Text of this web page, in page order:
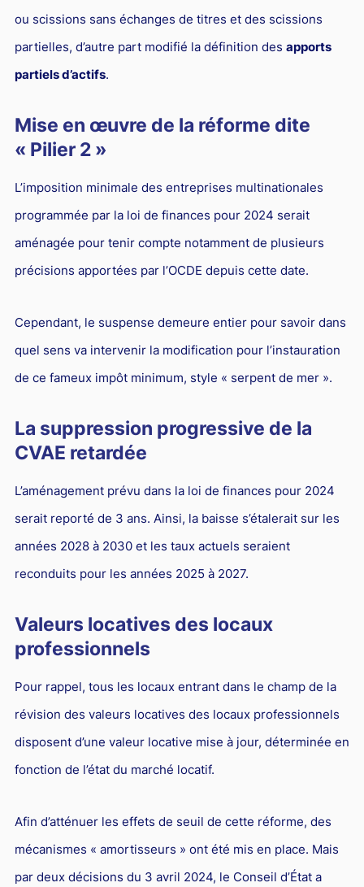
ou scissions sans échanges de titres et des scissions
partielles, d’autre part modifié la définition des apports
partiels d’actifs.
Mise en œuvre de la réforme dite
« Pilier 2 »
L’imposition minimale des entreprises multinationales
programmée par la loi de finances pour 2024 serait
aménagée pour tenir compte notamment de plusieurs
précisions apportées par l’OCDE depuis cette date.
Cependant, le suspense demeure entier pour savoir dans
quel sens va intervenir la modification pour l’instauration
de ce fameux impôt minimum, style « serpent de mer ».
La suppression progressive de la
CVAE retardée
L’aménagement prévu dans la loi de finances pour 2024
serait reporté de 3 ans. Ainsi, la baisse s’étalerait sur les
années 2028 à 2030 et les taux actuels seraient
reconduits pour les années 2025 à 2027.
Valeurs locatives des locaux
professionnels
Pour rappel, tous les locaux entrant dans le champ de la
révision des valeurs locatives des locaux professionnels
disposent d’une valeur locative mise à jour, déterminée en
fonction de l’état du marché locatif.
Afin d’atténuer les effets de seuil de cette réforme, des
mécanismes « amortisseurs » ont été mis en place. Mais
par deux décisions du 3 avril 2024, le Conseil d’État a